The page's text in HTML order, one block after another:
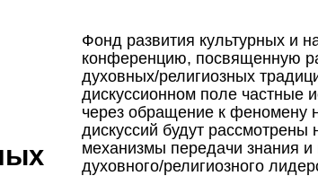
Фонд развития культурных и
конференцию, посвященную
духовных/религиозных
дискуссионном поле частные
через обращение к феномену
дискуссий будут рассмотрены
механизмы передачи знания и
духовного/религиозного